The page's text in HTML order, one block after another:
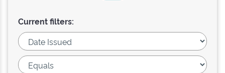
Current filters: